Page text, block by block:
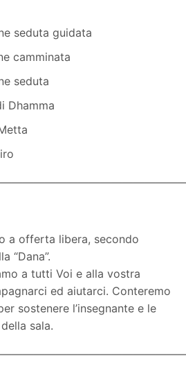
seduta guidata
camminata
seduta
Dhamma
a offerta libera, secondo
“Dana”.
a tutti Voi e alla vostra
ed aiutarci. Conteremo
sostenere l’insegnante e le
sala.